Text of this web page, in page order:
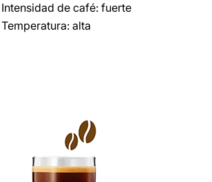
Intensidad de café: fuerte
Temperatura: alta